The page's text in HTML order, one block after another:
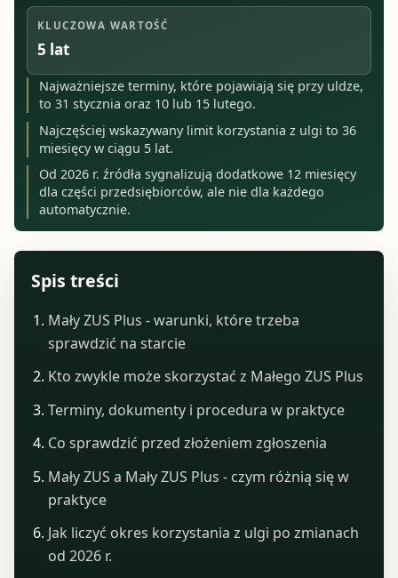
KLUCZOWA WARTOŚĆ
5 lat
Najważniejsze terminy, które pojawiają się przy uldze,
to 31 stycznia oraz 10 lub 15 lutego.
Najczęściej wskazywany limit korzystania z ulgi to 36
miesięcy w ciągu 5 lat.
Od 2026 r. źródła sygnalizują dodatkowe 12 miesięcy
dla części przedsiębiorców, ale nie dla każdego
automatycznie.
Spis treści
Mały ZUS Plus - warunki, które trzeba
sprawdzić na starcie
Kto zwykle może skorzystać z Małego ZUS Plus
Terminy, dokumenty i procedura w praktyce
Co sprawdzić przed złożeniem zgłoszenia
Mały ZUS a Mały ZUS Plus - czym różnią się w
praktyce
Jak liczyć okres korzystania z ulgi po zmianach
od 2026 r.